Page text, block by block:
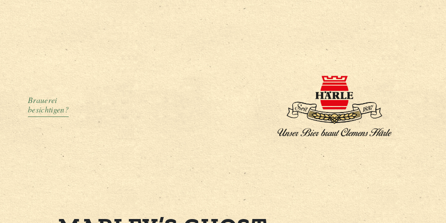
Brauerei
besichtigen?